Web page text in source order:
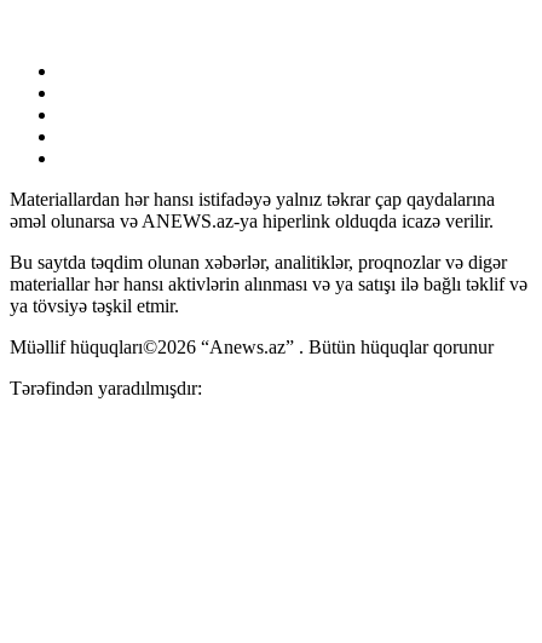
Materiallardan hər hansı istifadəyə yalnız təkrar çap qaydalarına
əməl olunarsa və ANEWS.az-ya hiperlink olduqda icazə verilir.
Bu saytda təqdim olunan xəbərlər, analitiklər, proqnozlar və digər
materiallar hər hansı aktivlərin alınması və ya satışı ilə bağlı təklif və
ya tövsiyə təşkil etmir.
Müəllif hüquqları©2026 “Anews.az” . Bütün hüquqlar qorunur
Tərəfindən yaradılmışdır: